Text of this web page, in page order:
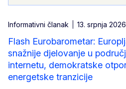
Informativni članak 13. srpnja
Flash Eurobarometar:
snažnije djelovanje u
internetu, demokratske
energetske tranzicije